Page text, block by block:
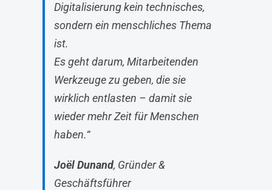
Digitalisierung kein technisches,
sondern ein menschliches Thema
ist.
Es geht darum, Mitarbeitenden
Werkzeuge zu geben, die sie
wirklich entlasten – damit sie
wieder mehr Zeit für Menschen
haben.“
Joël Dunand, Gründer &
Geschäftsführer